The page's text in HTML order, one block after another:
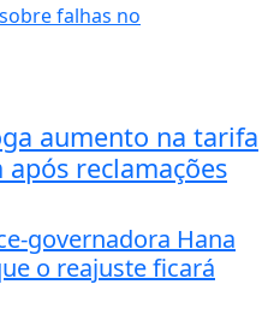
aumento na tarifa
reclamações
governadora Hana
o reajuste ficará